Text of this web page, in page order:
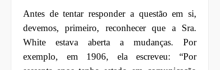
Antes de tentar responder a questão em si,
devemos, primeiro, reconhecer que a Sra.
White estava aberta a mudanças. Por
exemplo, em 1906, ela escreveu: “Por